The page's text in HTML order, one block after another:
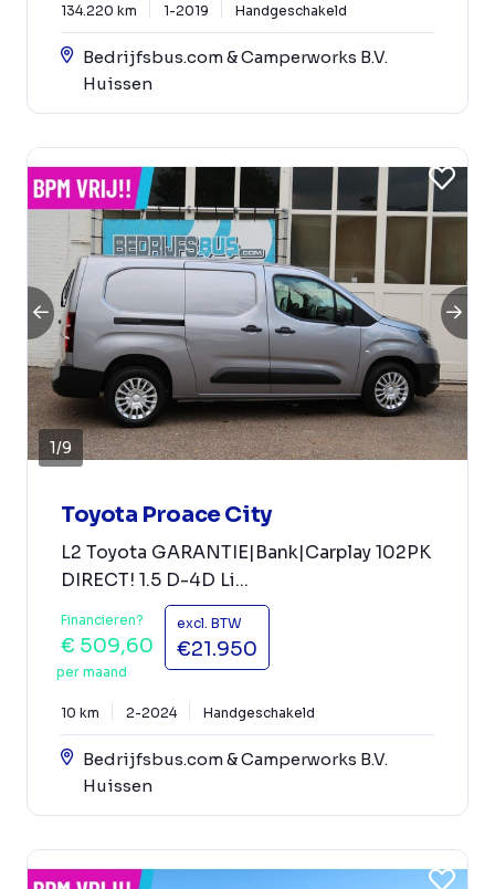
134.220 km 1-2019 Handgeschakeld
Bedrijfsbus.com & Camperworks B.V.
Huissen
1/9
Toyota Proace City
L2 Toyota GARANTIE|Bank|Carplay 102PK
DIRECT! 1.5 D-4D Li...
Financieren?
€ 509,60
per maand
excl. BTW
€21.950
10 km 2-2024 Handgeschakeld
Bedrijfsbus.com & Camperworks B.V.
Huissen